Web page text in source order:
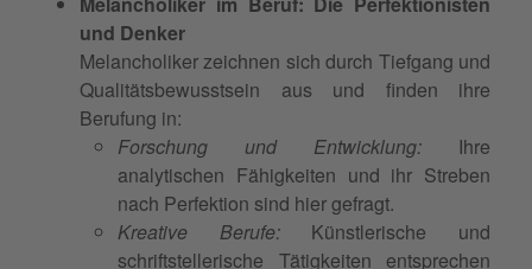
und Denker
Melancholiker zeichnen sich durch Tiefgang und
Qualitätsbewusstsein aus und finden ihre
Berufung in:
Forschung und Entwicklung: Ihre
analytischen Fähigkeiten und ihr Streben
nach Perfektion sind hier gefragt.
Kreative Berufe:Künstlerische und
schriftstellerische Tätigkeiten entsprechen